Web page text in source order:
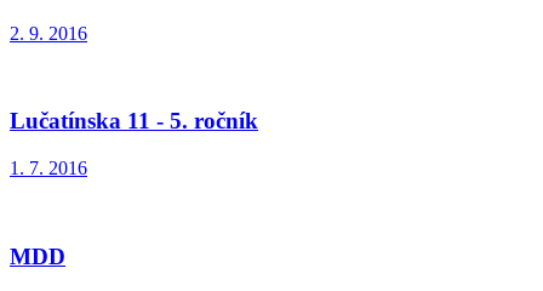
2. 9. 2016
Lučatínska 11 - 5. ročník
1. 7. 2016
MDD